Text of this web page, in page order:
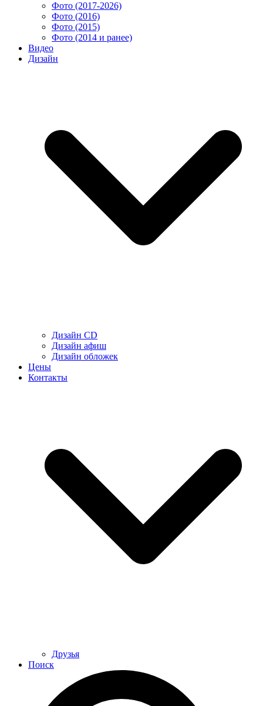
Фото (2017-2026)
Фото (2016)
Фото (2015)
Фото (2014 и ранее)
Видео
Дизайн
Дизайн CD
Дизайн афиш
Дизайн обложек
Цены
Контакты
Друзья
Поиск